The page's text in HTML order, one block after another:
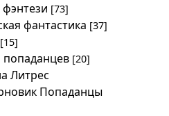
фэнтези [73]
фантастика [37]
[15]
[20]
Литрес
Попаданцы